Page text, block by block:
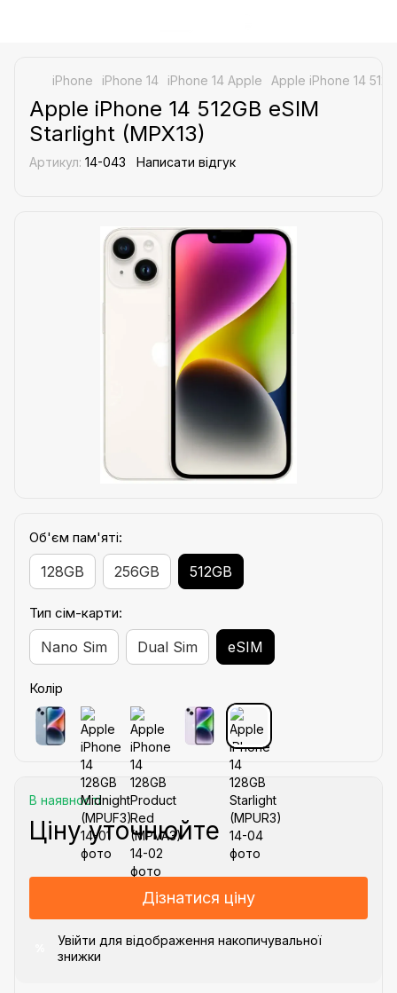
iPhone iPhone 14 iPhone 14 Apple Apple iPhone 14
Apple iPhone 14 512GB eSIM
Starlight (MPX13)
Артикул: 14-043 Написати відгук
Об'єм пам'яті:
128GB 256GB 512GB
Тип сім-карти:
Nano Sim Dual Sim eSIM
Колір
В наявності
Ціну уточнюйте
Дізнатися ціну
Увійти для відображення накопичувальної
знижки